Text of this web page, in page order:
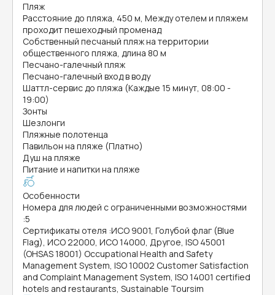
Пляж
Расстояние до пляжа, 450 м, Между отелем и пляжем
проходит пешеходный променад
Собственный песчаный пляж на территории
общественного пляжа, длина 80 м
Песчано-галечный пляж
Песчано-галечный вход в воду
Шаттл-сервис до пляжа (Каждые 15 минут, 08:00 -
19:00)
Зонты
Шезлонги
Пляжные полотенца
Павильон на пляже (Платно)
Душ на пляже
Питание и напитки на пляже
Особенности
Номера для людей с ограниченными возможностями
:5
Сертификаты отеля :ИСО 9001, Голубой флаг (Blue
Flag), ИСО 22000, ИСО 14000, Другое, ISO 45001
(OHSAS 18001) Occupational Health and Safety
Management System, ISO 10002 Customer Satisfaction
and Complaint Management System, ISO 14001 certified
hotels and restaurants, Sustainable Toursim